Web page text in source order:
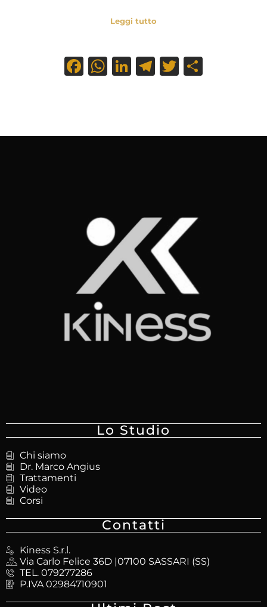
Leggi tutto
Facebook
WhatsApp
LinkedIn
Telegram
Twitter
Lo Studio
Chi siamo
Dr. Marco Angius
Trattamenti
Video
Corsi
Contatti
Kiness S.r.l.
Via Carlo Felice 36D |07100 SASSARI (SS)
TEL. 079277286
P.IVA 02984710901